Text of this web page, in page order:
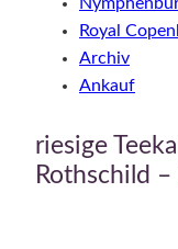
Royal
Archiv
Ankauf
riesige
Rothschild